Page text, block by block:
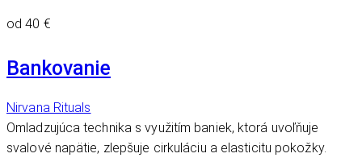
od 40 €
Bankovanie
Nirvana Rituals
Omladzujúca technika s využitím baniek, ktorá uvoľňuje
svalové napätie, zlepšuje cirkuláciu a elasticitu pokožky.